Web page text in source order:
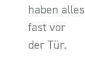
haben alles
fast vor
der Tür.